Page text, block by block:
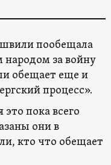
пообещала
народом за войну
обещает еще и
процесс».
это пока всего
они в
кто что обещает